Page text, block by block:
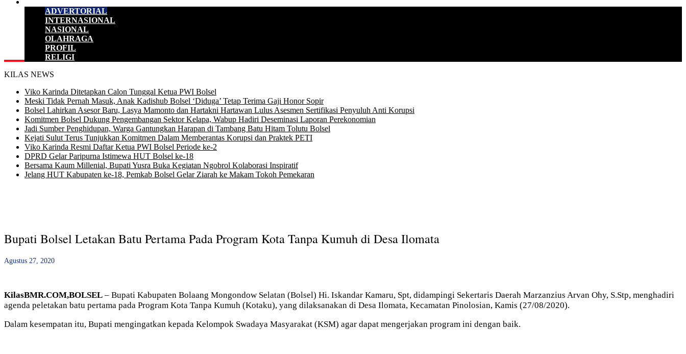
ADVERTORIAL
INTERNASIONAL
NASIONAL
OLAHRAGA
PROFIL
RELIGI
KILAS NEWS
Viko Karinda Ditetapkan Calon Tunggal Ketua PWI Bolsel
Meski Tidak Pernah Masuk, Anak Kadishub Bolsel ‘Diduga’ Tetap Terima Gaji Honor Sopir
Bolsel Lahirkan Asesor Baru, Lasya Mamonto dan Hartakni Hartawan Lulus Asesmen Sertifikasi Penyuluh Anti Korupsi
Komitmen Bolsel Dukung Pengembangan Sektor Kelapa, Wabup Hadiri Deseminasi Laporan Perekonomian
Jadi Sumber Penghidupan, Warga Gantungkan Harapan di Tambang Batu Hitam Tolutu Bolsel
Kejati Sulut Terus Tunjukkan Komitmen Dalam Memberantas Korupsi dan Praktek PETI
Viko Karinda Resmi Daftar Ketua PWI Bolsel Periode ke-2
DPRD Gelar Paripurna Istimewa HUT Bolsel ke-18
Bersama Kaum Millenial, Bupati Yusra Buka Kegiatan Ngobrol Kolaborasi Inspiratif
Jelang HUT Kabupaten ke-18, Pemkab Bolsel Gelar Ziarah ke Makam Tokoh Pemekaran
Bupati Bolsel Letakan Batu Pertama Pada Program Kota Tanpa Kumuh di Desa Ilomata
Agustus 27, 2020
KilasBMR.COM,BOLSEL – Bupati Kabupaten Bolaang Mongondow Selatan (Bolsel) Hi. Iskandar Kamaru, Spt, didampingi Sekertaris Daerah Marzanzius Arvan Ohy, S.Stp, menghadiri
agenda peletakan batu pertama pada Program Kota Tanpa Kumuh (Kotaku), yang dilaksanakan di Desa Ilomata, Kecamatan Pinolosian, Kamis (27/08/2020).
Dalam kesempatan itu, Bupati mengingatkan kepada Kelompok Swadaya Masyarakat (KSM) agar dapat mengerjakan program ini dengan baik.